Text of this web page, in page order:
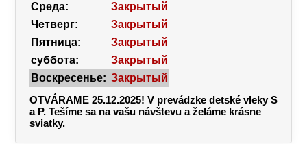
Среда:
Закрытый
Четверг:
Закрытый
Пятница:
Закрытый
суббота:
Закрытый
Воскресенье: Закрытый
OTVÁRAME 25.12.2025! V prevádzke detské vleky S
a P. Tešíme sa na vašu návštevu a želáme krásne
sviatky.